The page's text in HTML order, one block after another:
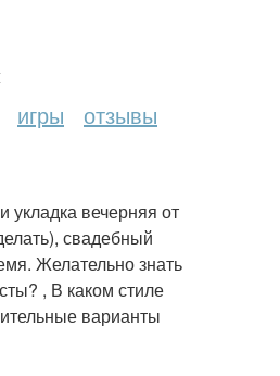
игры отзывы
укладка вечерняя от
свадебный
Желательно знать
, В каком стиле
варианты